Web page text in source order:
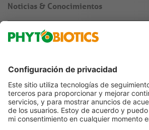
Noticias & Conocimientos
Sobre nosotros
Empleos & carrera
Agronegocio